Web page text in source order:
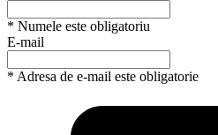
* Numele este obligatoriu
E-mail
* Adresa de e-mail este obligatorie